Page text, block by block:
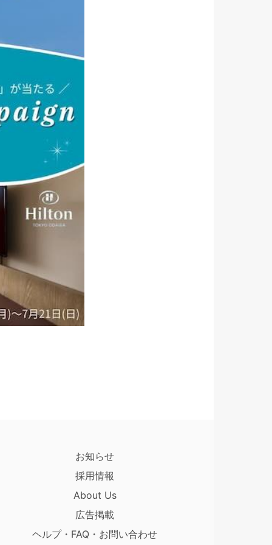
お知らせ
採用情報
About Us
広告掲載
ヘルプ・FAQ・お問い合わせ